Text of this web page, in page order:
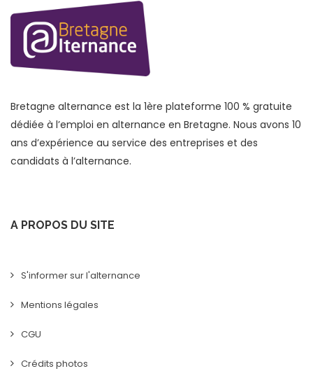
Bretagne alternance est la 1ère plateforme 100 % gratuite
dédiée à l’emploi en alternance en Bretagne. Nous avons 10
ans d’expérience au service des entreprises et des
candidats à l’alternance.
A PROPOS DU SITE
S'informer sur l'alternance
Mentions légales
CGU
Crédits photos